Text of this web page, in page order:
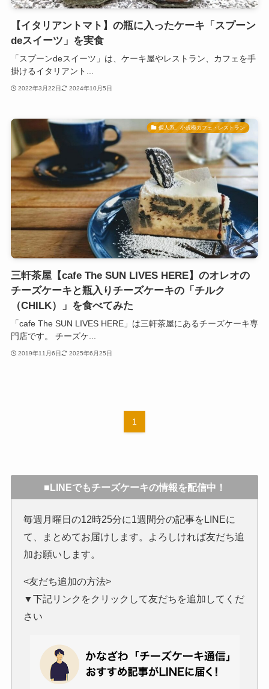
【イタリアントマト】の瓶に入ったケーキ「スプーン
deスイーツ」を実食
「スプーンdeスイーツ」は、ケーキ屋やレストラン、カフェを手
掛けるイタリアント...
2022年3月22日 2024年10月5日
個人系、小規模カフェ・レストラン
三軒茶屋【cafe The SUN LIVES HERE】のオレオの
チーズケーキと瓶入りチーズケーキの「チルク
（CHILK）」を食べてみた
「cafe The SUN LIVES HERE」は三軒茶屋にあるチーズケーキ専
門店です。 チーズケ...
2019年11月6日 2025年6月25日
1
■LINEでもチーズケーキの情報を配信中！
毎週月曜日の12時25分に1週間分の記事をLINEに
て、まとめてお届けします。よろしければ友だち追
加お願いします。
<友だち追加の方法>
▼下記リンクをクリックして友だちを追加してくだ
さい